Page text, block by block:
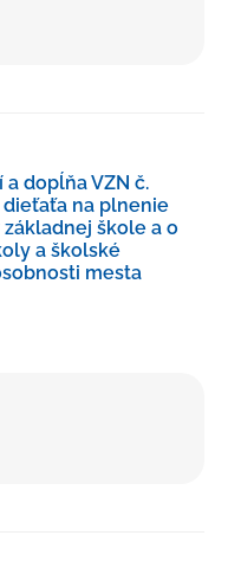
dopĺňa VZN č.
na plnenie
škole a o
a školské
mesta